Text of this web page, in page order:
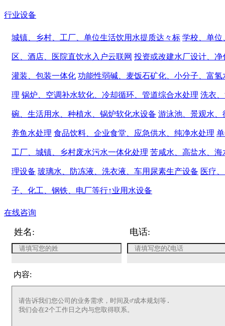
行业设备
城镇、乡村、工厂、单位生活饮用水提质达々标 学校、单位
区、酒店、医院直饮水入户云联网 投资或改建水厂设计、净
灌装、包装一体化 功能性弱碱、麦饭石矿化、小分子、富氢
理 锅炉、空调补水软化、冷却循环、管道综合水处理 洗衣
碗、生活用水、种植水、锅炉软化水设备 游泳池、景观水、
养鱼水处理 食品饮料、企业食堂、应急供水、纯净水处理
工厂、城镇、乡村废水污水一体化处理 苦咸水、高盐水、海
理设备 玻璃水、防冻液、洗衣液、车用尿素生产设备 医疗
子、化工、钢铁、电厂等行↑业用水设备
在线咨询
姓名: 电话:
内容: